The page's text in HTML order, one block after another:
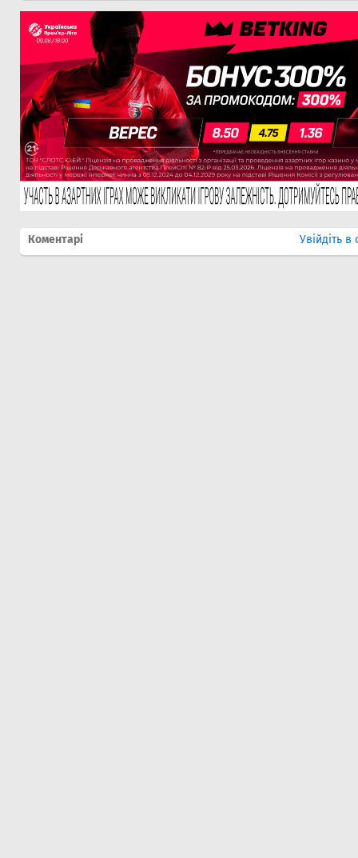
Коментарі Увійдіть в